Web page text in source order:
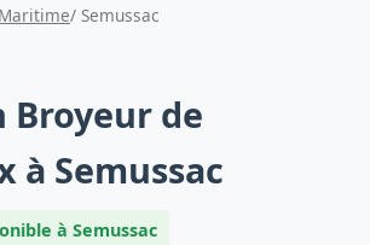
/ Semussac
Broyeur de
à Semussac
à Semussac